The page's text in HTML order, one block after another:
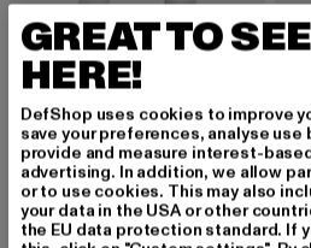
URBAN CLASSICS
Ultra Heavy
27,99 EUR
Derzeitiger Preis: 27,99 EUR
49,99 EUR
GREAT TO
HERE!
DefShop uses cookies to improve
save your preferences, analyse use
provide and measure interest-
advertising. In addition, we allow
or to use cookies. This may also
your data in the USA or other
the EU data protection standard. If